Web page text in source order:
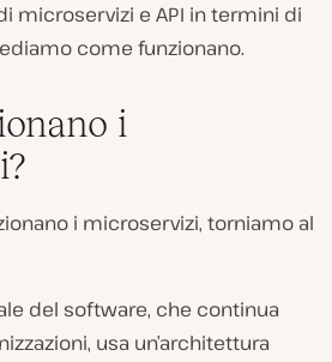
microservizi e API in termini di
come funzionano.
i
i microservizi, torniamo al
del software, che continua
usa un’architettura